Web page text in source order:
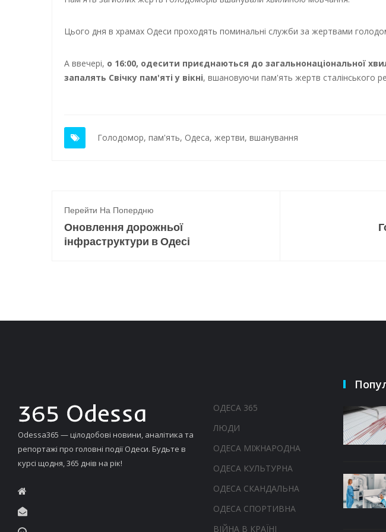
Цього дня в храмах Одеси проходять поминальні служби за жертвами
А ввечері, о 16:00, одесити приєднаються до загальнонаціональної
запалять Свічку пам'яті у вікні, вшановуючи пам'ять жертв сталінського
Голодомор, пам'ять, Одеса, жертви, вшанування
Перейти На Попердню
Оновлення дорожньої
інфраструктури в Одесі
Odessa365 — цілодобові новини, аналітика та
репортажі про головні події Одеси. Будьте в
курсі щодня, 365 днів на рік!
ОДЕСА 365
ЛЮДИ
ОДЕСА МІЖНАРОДНА
ОДЕСА КУЛЬТУРНА
ОДЕСА СКАНДАЛЬНА
ОДЕСА СПОРТИВНА
ВІЙНА В КРАЇНІ